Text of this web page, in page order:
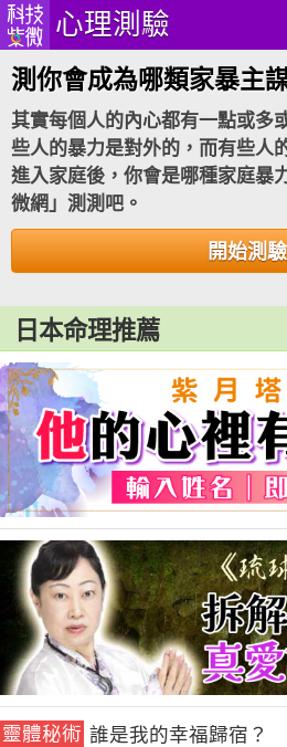
心理測驗
測你會成為哪類家暴主
其實每個人的內心都有一點或多
些人的暴力是對外的，而有些人
進入家庭後，你會是哪種家庭暴
微網」測測吧。
開始測驗
日本命理推薦
靈體秘術 誰是我的幸福歸宿？